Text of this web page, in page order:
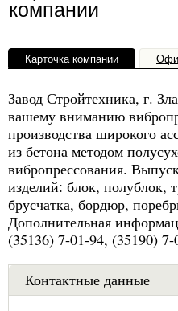
компании
Карточка компании
Завод Стройтехника, г.
вашему вниманию
производства широкого
из бетона методом
вибропрессования.
изделий: блок, полублок,
брусчатка, бордюр,
Дополнительная
(35136) 7-01-94, (35190)
Контактные данные